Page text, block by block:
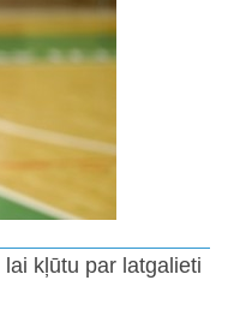
kļūtu par latgalieti